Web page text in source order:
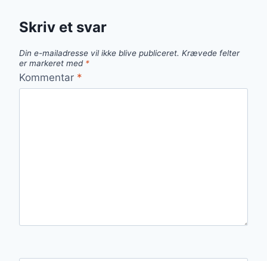
Skriv et svar
Din e-mailadresse vil ikke blive publiceret. Krævede felter
er markeret med *
Kommentar *